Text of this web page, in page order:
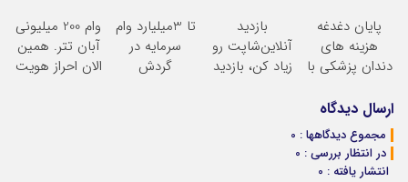
حضوری
ساخت!
پایان دغدغه
هزینه های
دندان پزشکی با
خانگی
بازدید
آنلاین‌شاپت رو
زیاد کن، بازدید
تا 3میلیارد وام
سرمایه در
گردش
وام 200 میلیونی
آبان تتر. همین
الان احراز هویت
ارسال دیدگاه
مجموع دیدگاهها : 0
در انتظار بررسی : 0
انتشار یافته : 0